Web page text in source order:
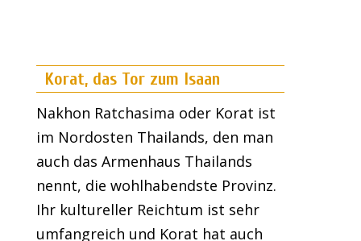
Korat, das Tor zum Isaan
Nakhon Ratchasima oder Korat ist
im Nordosten Thailands, den man
auch das Armenhaus Thailands
nennt, die wohlhabendste Provinz.
Ihr kultureller Reichtum ist sehr
umfangreich und Korat hat auch